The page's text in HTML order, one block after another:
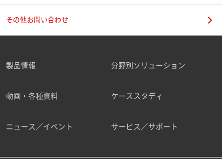
その他お問い合わせ
製品情報 分野別ソリューション
動画・各種資料 ケーススタディ
ニュース／イベント サービス／サポート